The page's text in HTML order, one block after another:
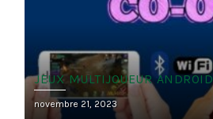
JEUX MULTIJOUEUR ANDROID
Posted
novembre 21, 2023